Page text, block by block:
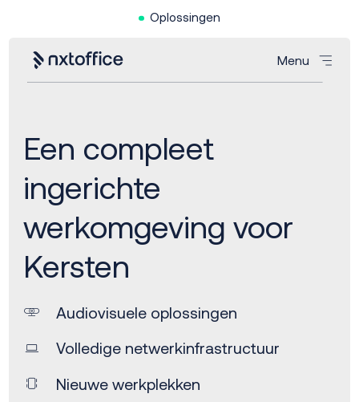
Oplossingen
Menu
Een compleet
ingerichte
werkomgeving voor
Kersten
Audiovisuele oplossingen
Volledige netwerkinfrastructuur
Nieuwe werkplekken